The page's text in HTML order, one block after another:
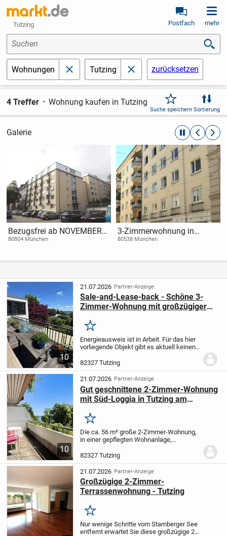
Tutzing Postfach mehr
Suchen
Wohnungen schließenTutzing schließenzurücksetzen
4 Treffer Wohnung kaufen in Tutzing
Suche speichern Sortierung
Galerie automatische
Bezugsfrei ab NOVEMBER
26
80804 München
3-Zimmerwohnung in
München (Lehel), 71m2,
80538 München
10
21.07.2026 Partner-Anzeige
Sale-and-Lease-back - Schöne 3-
Zimmer-Wohnung mit großzügiger
Merken
Energieausweis ist in Arbeit. Für das hier
vorliegende Objekt gibt es aktuell keinen
bereits vom Eigentümer beantragt.
gepflegte 3-Zimmer-Wohnung mit ca. 95...
82327 Tutzing
10
21.07.2026 Partner-Anzeige
Gut geschnittene 2-Zimmer-Wohnung
mit Süd-Loggia in Tutzing am
Merken
Die ca. 56 m² große 2-Zimmer-Wohnung,
in einer gepflegten Wohnanlage,
Atmosphäre und ihre besondere Lage -
nur wenige Schritte vom Starnberger See
und dem...
82327 Tutzing
21.07.2026 Partner-Anzeige
Großzügige 2-Zimmer-
Terrassenwohnung - Tutzing
Merken
Nur wenige Schritte vom Starnberger See
entfernt erwartet Sie diese großzügige 2